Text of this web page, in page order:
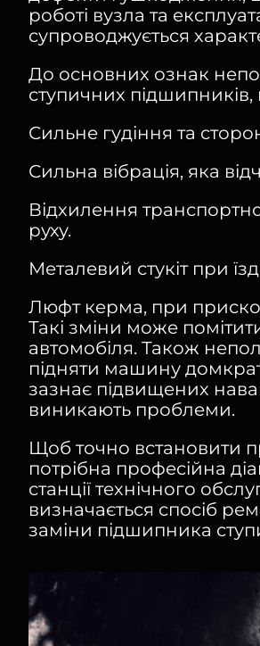
роботі вузла та
супроводжується
До основних ознак
ступичних підшипників,
Сильне гудіння та
Сильна вібрація, яка
Відхилення
руху.
Металевий стукіт при
Люфт керма, при
Такі зміни може
автомобіля. Також
підняти машину
зазнає підвищених
виникають проблеми.
Щоб точно встановити
потрібна професійна
станції технічного
визначається спосіб
заміни підшипника